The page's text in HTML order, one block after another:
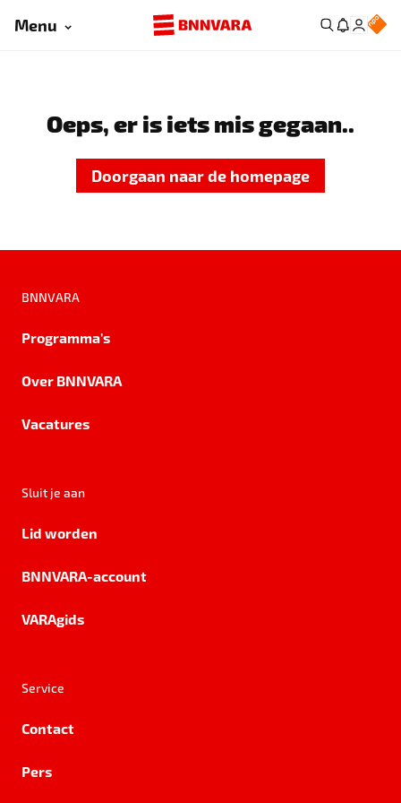
Menu
Oeps, er is iets mis gegaan..
Doorgaan naar de homepage
BNNVARA
Programma's
Over BNNVARA
Vacatures
Sluit je aan
Lid worden
BNNVARA-account
VARAgids
Service
Contact
Pers